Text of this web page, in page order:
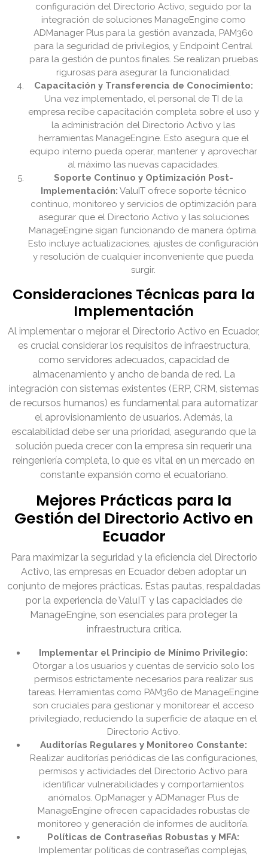
configuración del Directorio Activo, seguido por la
integración de soluciones ManageEngine como
ADManager Plus para la gestión avanzada, PAM360
para la seguridad de privilegios, y Endpoint Central
para la gestión de puntos finales. Se realizan pruebas
rigurosas para asegurar la funcionalidad.
Capacitación y Transferencia de Conocimiento:
Una vez implementado, el personal de TI de la
empresa recibe capacitación completa sobre el uso y
la administración del Directorio Activo y las
herramientas ManageEngine. Esto asegura que el
equipo interno pueda operar, mantener y aprovechar
al máximo las nuevas capacidades.
Soporte Continuo y Optimización Post-
Implementación: ValuIT ofrece soporte técnico
continuo, monitoreo y servicios de optimización para
asegurar que el Directorio Activo y las soluciones
ManageEngine sigan funcionando de manera óptima.
Esto incluye actualizaciones, ajustes de configuración
y resolución de cualquier inconveniente que pueda
surgir.
Consideraciones Técnicas para la
Implementación
Al implementar o mejorar el Directorio Activo en Ecuador,
es crucial considerar los requisitos de infraestructura,
como servidores adecuados, capacidad de
almacenamiento y ancho de banda de red. La
integración con sistemas existentes (ERP, CRM, sistemas
de recursos humanos) es fundamental para automatizar
el aprovisionamiento de usuarios. Además, la
escalabilidad debe ser una prioridad, asegurando que la
solución pueda crecer con la empresa sin requerir una
reingeniería completa, lo que es vital en un mercado en
constante expansión como el ecuatoriano.
Mejores Prácticas para la
Gestión del Directorio Activo en
Ecuador
Para maximizar la seguridad y la eficiencia del Directorio
Activo, las empresas en Ecuador deben adoptar un
conjunto de mejores prácticas. Estas pautas, respaldadas
por la experiencia de ValuIT y las capacidades de
ManageEngine, son esenciales para proteger la
infraestructura crítica.
Implementar el Principio de Mínimo Privilegio:
Otorgar a los usuarios y cuentas de servicio solo los
permisos estrictamente necesarios para realizar sus
tareas. Herramientas como PAM360 de ManageEngine
son cruciales para gestionar y monitorear el acceso
privilegiado, reduciendo la superficie de ataque en el
Directorio Activo.
Auditorías Regulares y Monitoreo Constante:
Realizar auditorías periódicas de las configuraciones,
permisos y actividades del Directorio Activo para
identificar vulnerabilidades y comportamientos
anómalos. OpManager y ADManager Plus de
ManageEngine ofrecen capacidades robustas de
monitoreo y generación de informes de auditoría.
Políticas de Contraseñas Robustas y MFA:
Implementar políticas de contraseñas complejas,